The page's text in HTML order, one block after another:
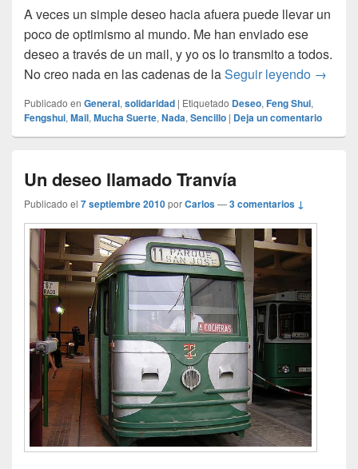
A veces un simple deseo hacia afuera puede llevar un
poco de optimismo al mundo. Me han enviado ese
deseo a través de un mail, y yo os lo transmito a todos.
No creo nada en las cadenas de laSeguir leyendo →
Publicado en General, solidaridad | Etiquetado Deseo, Feng Shui,
Fengshui, Mail, Mucha Suerte, Nada, Sencillo | Deja un comentario
Un deseo llamado Tranvía
Publicado el 7 septiembre 2010porCarlos—3 comentarios ↓